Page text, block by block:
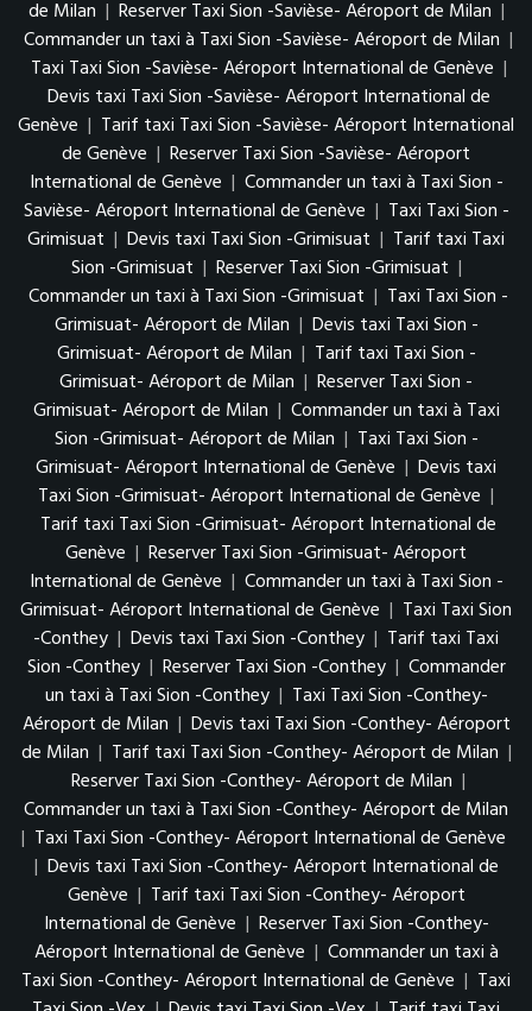
de Milan | Reserver Taxi Sion -Savièse- Aéroport de Milan |
Commander un taxi à Taxi Sion -Savièse- Aéroport de Milan |
Taxi Taxi Sion -Savièse- Aéroport International de Genève |
Devis taxi Taxi Sion -Savièse- Aéroport International de
Genève | Tarif taxi Taxi Sion -Savièse- Aéroport International
de Genève | Reserver Taxi Sion -Savièse- Aéroport
International de Genève | Commander un taxi à Taxi Sion -
Savièse- Aéroport International de Genève | Taxi Taxi Sion -
Grimisuat | Devis taxi Taxi Sion -Grimisuat | Tarif taxi Taxi
Sion -Grimisuat | Reserver Taxi Sion -Grimisuat |
Commander un taxi à Taxi Sion -Grimisuat | Taxi Taxi Sion -
Grimisuat- Aéroport de Milan | Devis taxi Taxi Sion -
Grimisuat- Aéroport de Milan | Tarif taxi Taxi Sion -
Grimisuat- Aéroport de Milan | Reserver Taxi Sion -
Grimisuat- Aéroport de Milan | Commander un taxi à Taxi
Sion -Grimisuat- Aéroport de Milan | Taxi Taxi Sion -
Grimisuat- Aéroport International de Genève | Devis taxi
Taxi Sion -Grimisuat- Aéroport International de Genève |
Tarif taxi Taxi Sion -Grimisuat- Aéroport International de
Genève | Reserver Taxi Sion -Grimisuat- Aéroport
International de Genève | Commander un taxi à Taxi Sion -
Grimisuat- Aéroport International de Genève | Taxi Taxi Sion
-Conthey | Devis taxi Taxi Sion -Conthey | Tarif taxi Taxi
Sion -Conthey | Reserver Taxi Sion -Conthey | Commander
un taxi à Taxi Sion -Conthey | Taxi Taxi Sion -Conthey-
Aéroport de Milan | Devis taxi Taxi Sion -Conthey- Aéroport
de Milan | Tarif taxi Taxi Sion -Conthey- Aéroport de Milan |
Reserver Taxi Sion -Conthey- Aéroport de Milan |
Commander un taxi à Taxi Sion -Conthey- Aéroport de Milan
| Taxi Taxi Sion -Conthey- Aéroport International de Genève
| Devis taxi Taxi Sion -Conthey- Aéroport International de
Genève | Tarif taxi Taxi Sion -Conthey- Aéroport
International de Genève | Reserver Taxi Sion -Conthey-
Aéroport International de Genève | Commander un taxi à
Taxi Sion -Conthey- Aéroport International de Genève | Taxi